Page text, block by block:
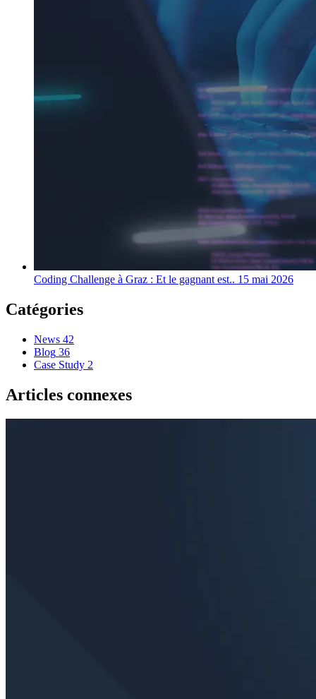
Coding Challenge à Graz : Et le gagnant est.. 15 mai 2026
Catégories
News 42
Blog 36
Case Study 2
Articles connexes